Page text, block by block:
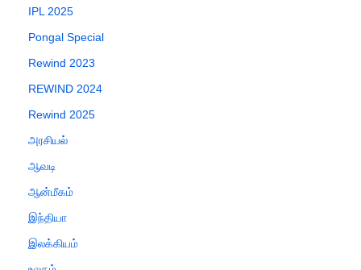
IPL 2025
Pongal Special
Rewind 2023
REWIND 2024
Rewind 2025
அரசியல்
ஆவடி
ஆன்மீகம்
இந்தியா
இலக்கியம்